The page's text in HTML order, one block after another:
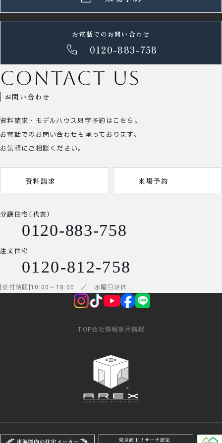
お電話でのお問い合わせ
0120-883-758
お問い合わせ
contact us
資料請求・モデルハウス見学予約はこちら。
お電話でのお問い合わせも承っております。
お気軽にご相談ください。
資料請求 来場予約
分譲住宅（代表）
0120-883-758
注文住宅
0120-812-758
受付時間 10:00 ～ 18:00 ／ 水曜日定休
TOP会社情報採用情報